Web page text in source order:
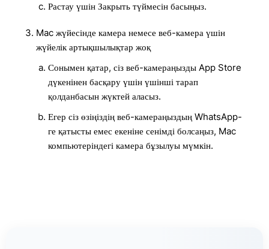
Растау үшін Закрыть түймесін басыңыз.
Mac жүйесінде камера немесе веб-камера үшін
жүйелік артықшылықтар жоқ
Сонымен қатар, сіз веб-камераңызды App Store
дүкенінен басқару үшін үшінші тарап
қолданбасын жүктей аласыз.
Егер сіз өзіңіздің веб-камераңыздың WhatsApp-
ге қатысты емес екеніне сенімді болсаңыз, Mac
компьютеріндегі камера бұзылуы мүмкін.